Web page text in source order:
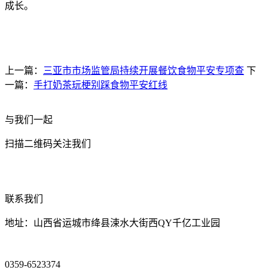
成长。
上一篇： 三亚市市场监管局持续开展餐饮食物平安专项查 下
一篇： 手打奶茶玩梗别踩食物平安红线
与我们一起
扫描二维码关注我们
联系我们
地址：山西省运城市绛县涑水大街西QY千亿工业园
0359-6523374